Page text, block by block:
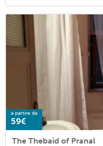
a partire da
59€
The Thebaid of Pranal